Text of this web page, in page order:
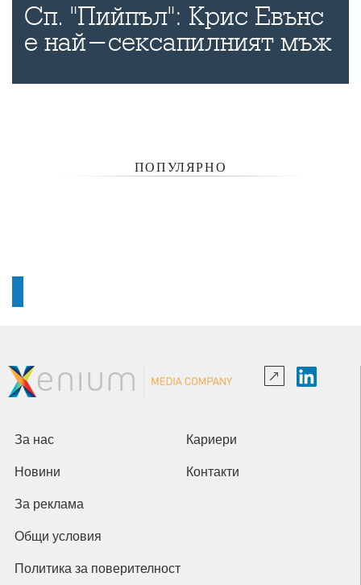
Сп. "Пийпъл": Крис Евънс
е най-сексапилният мъж
ПОПУЛЯРНО
За нас Кариери
Новини Контакти
За реклама
Общи условия
Политика за поверителност